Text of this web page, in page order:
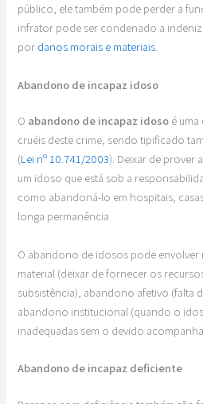
público, ele também pode perder a
infrator pode ser condenado a
por danos morais e materiais.
Abandono de incapaz idoso
O abandono de incapaz idoso é
cruéis deste crime, sendo tipificado
(Lei nº 10.741/2003). Deixar de prover
um idoso que está sob a
como abandoná-lo em hospitais,
longa permanência.
O abandono de idosos pode
material (deixar de fornecer os
subsistência), abandono afetivo (falta
abandono institucional (quando o
inadequadas sem o devido
Abandono de incapaz deficiente